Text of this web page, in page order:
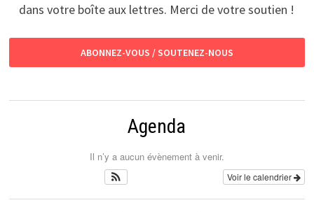
dans votre boîte aux lettres. Merci de votre soutien !
ABONNEZ-VOUS / SOUTENEZ-NOUS
Agenda
Il n’y a aucun évènement à venir.
Voir le calendrier